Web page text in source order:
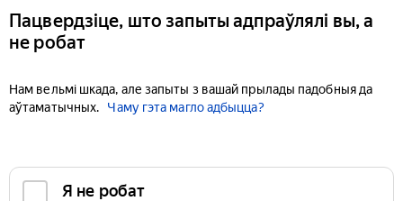
Пацвердзіце, што запыты адпраўлялі вы, а
не робат
Нам вельмі шкада, але запыты з вашай прылады падобныя да
аўтаматычных.
Чаму гэта магло адбыцца?
Я не робат